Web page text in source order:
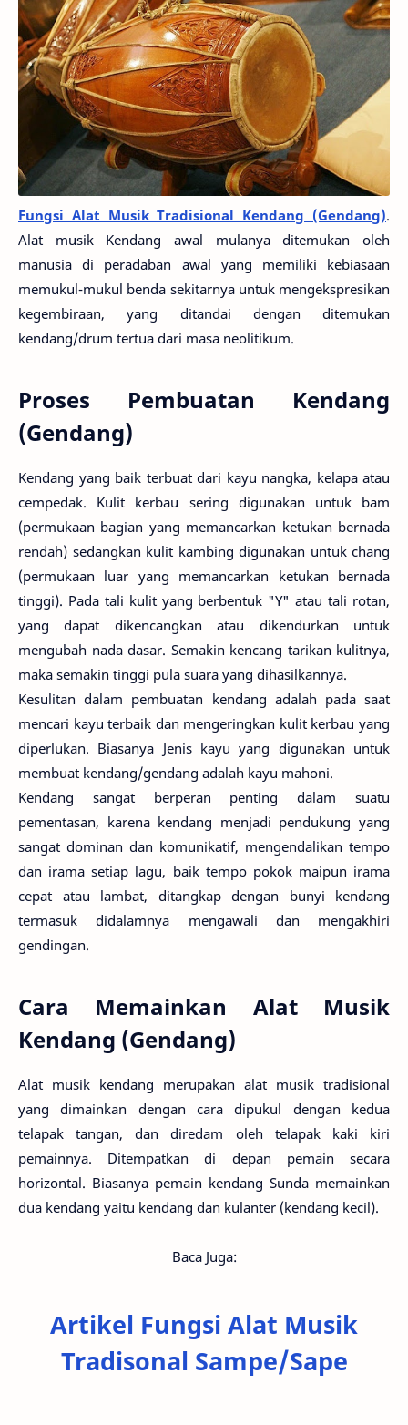
Fungsi Alat Musik Tradisional Kendang (Gendang).
Alat musik Kendang awal mulanya ditemukan oleh
manusia di peradaban awal yang memiliki kebiasaan
memukul-mukul benda sekitarnya untuk mengekspresikan
kegembiraan, yang ditandai dengan ditemukan
kendang/drum tertua dari masa neolitikum.
Proses Pembuatan Kendang
(Gendang)
Kendang yang baik terbuat dari kayu nangka, kelapa atau
cempedak. Kulit kerbau sering digunakan untuk bam
(permukaan bagian yang memancarkan ketukan bernada
rendah) sedangkan kulit kambing digunakan untuk chang
(permukaan luar yang memancarkan ketukan bernada
tinggi). Pada tali kulit yang berbentuk "Y" atau tali rotan,
yang dapat dikencangkan atau dikendurkan untuk
mengubah nada dasar. Semakin kencang tarikan kulitnya,
maka semakin tinggi pula suara yang dihasilkannya.
Kesulitan dalam pembuatan kendang adalah pada saat
mencari kayu terbaik dan mengeringkan kulit kerbau yang
diperlukan. Biasanya Jenis kayu yang digunakan untuk
membuat kendang/gendang adalah kayu mahoni.
Kendang sangat berperan penting dalam suatu
pementasan, karena kendang menjadi pendukung yang
sangat dominan dan komunikatif, mengendalikan tempo
dan irama setiap lagu, baik tempo pokok maipun irama
cepat atau lambat, ditangkap dengan bunyi kendang
termasuk didalamnya mengawali dan mengakhiri
gendingan.
Cara Memainkan Alat Musik
Kendang (Gendang)
Alat musik kendang merupakan alat musik tradisional
yang dimainkan dengan cara dipukul dengan kedua
telapak tangan, dan diredam oleh telapak kaki kiri
pemainnya. Ditempatkan di depan pemain secara
horizontal. Biasanya pemain kendang Sunda memainkan
dua kendang yaitu kendang dan kulanter (kendang kecil).
Baca Juga:
Artikel Fungsi Alat Musik
Tradisonal Sampe/Sape